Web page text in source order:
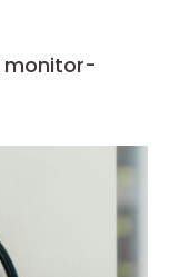
monitor-